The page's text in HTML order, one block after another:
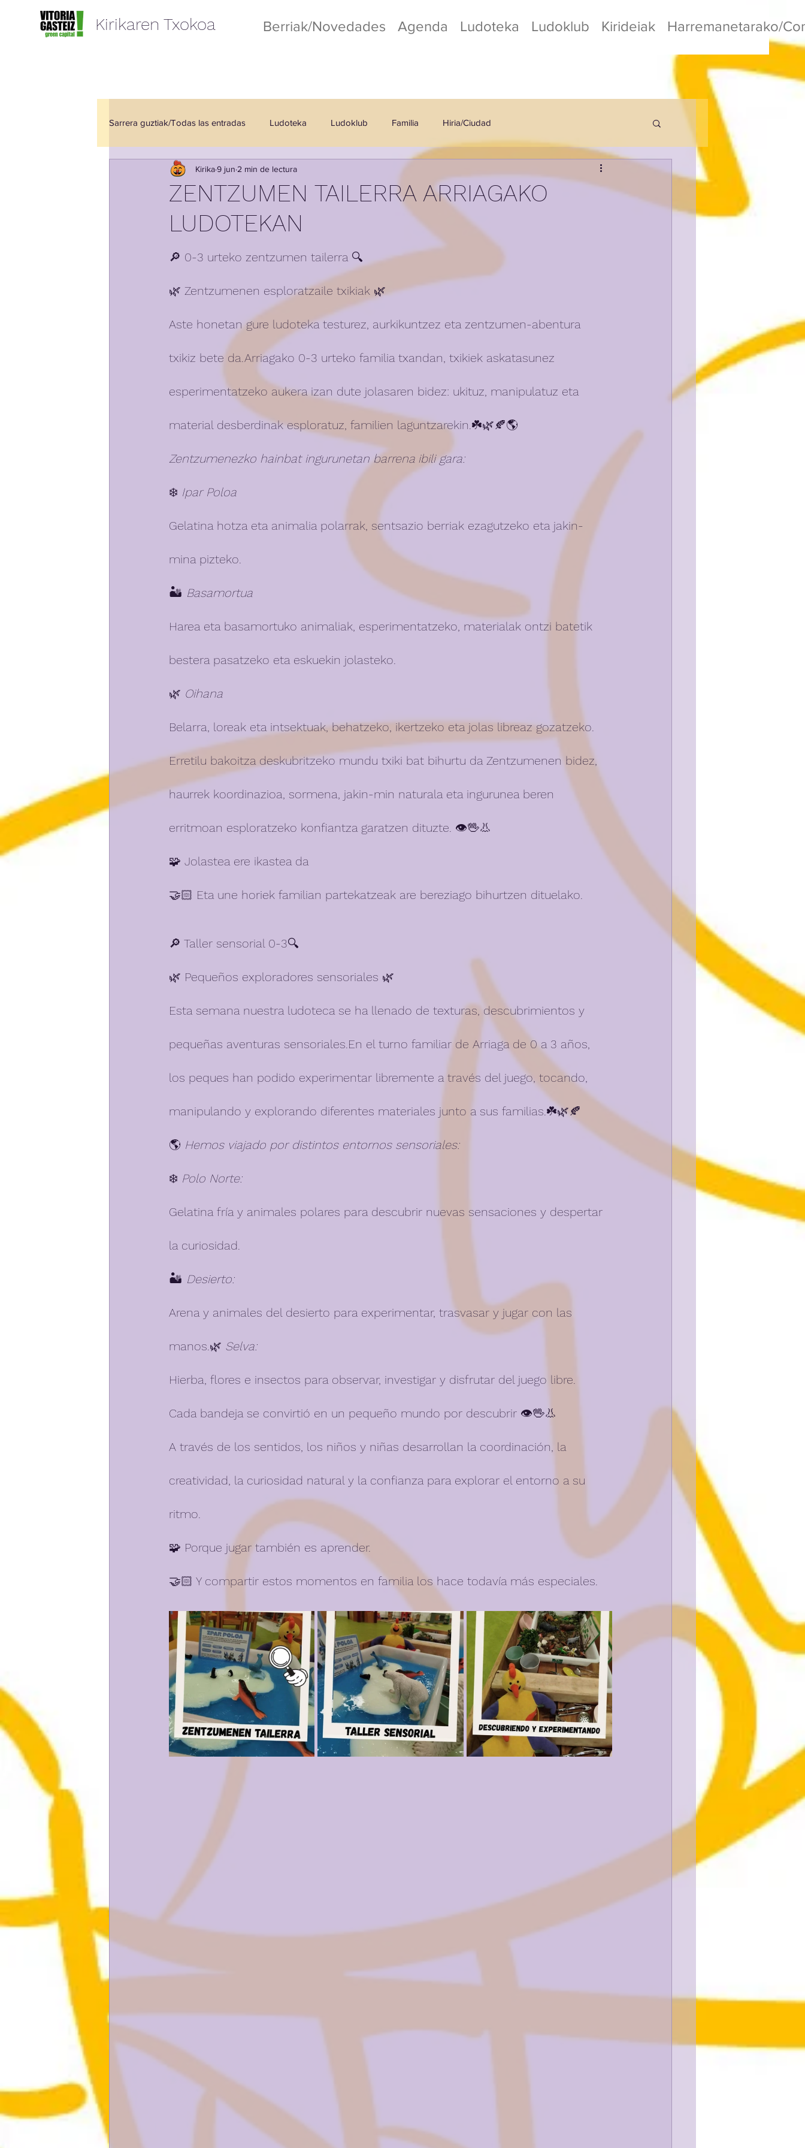
Kirikaren Txokoa Berriak/Novedades Agenda Ludoteka Ludoklub Kirideiak Harremanetarako/
Sarrera guztiak/Todas las entradas Ludoteka Ludoklub Familia Hiria/Ciudad
Elkartze Aretoa/ Sala de Encuentro Kafetegia/Cafetería
ZENTZUMEN TAILERRA ARRIAGAKO
LUDOTEKAN
Kirika9 jun 2 min de lectura
🔎 0-3 urteko zentzumen tailerra 🔍
🌿 Zentzumenen esploratzaile txikiak 🌿
Aste honetan gure ludoteka testurez, aurkikuntzez eta zentzumen-abentura
txikiz bete da.Arriagako 0-3 urteko familia txandan, txikiek askatasunez
esperimentatzeko aukera izan dute jolasaren bidez: ukituz, manipulatuz eta
material desberdinak esploratuz, familien laguntzarekin.☘️🌿🍂🌎
Zentzumenezko hainbat ingurunetan barrena ibili gara:
❄️ Ipar Poloa
Gelatina hotza eta animalia polarrak, sentsazio berriak ezagutzeko eta jakin-
mina pizteko.
🏜️ Basamortua
Harea eta basamortuko animaliak, esperimentatzeko, materialak ontzi batetik
bestera pasatzeko eta eskuekin jolasteko.
🌿 Oihana
Belarra, loreak eta intsektuak, behatzeko, ikertzeko eta jolas libreaz gozatzeko.
Erretilu bakoitza deskubritzeko mundu txiki bat bihurtu da Zentzumenen bidez,
haurrek koordinazioa, sormena, jakin-min naturala eta ingurunea beren
erritmoan esploratzeko konfiantza garatzen dituzte. 👁️🖖👃
🧩 Jolastea ere ikastea da
🤝🏻 Eta une horiek familian partekatzeak are bereziago bihurtzen dituelako.
🔎 Taller sensorial 0-3🔍
🌿 Pequeños exploradores sensoriales 🌿
Esta semana nuestra ludoteca se ha llenado de texturas, descubrimientos y
pequeñas aventuras sensoriales.En el turno familiar de Arriaga de 0 a 3 años,
los peques han podido experimentar libremente a través del juego, tocando,
manipulando y explorando diferentes materiales junto a sus familias.☘️🌿🍂
🌎 Hemos viajado por distintos entornos sensoriales:
❄️ Polo Norte:
Gelatina fría y animales polares para descubrir nuevas sensaciones y despertar
la curiosidad.
🏜️ Desierto:
Arena y animales del desierto para experimentar, trasvasar y jugar con las
manos.🌿 Selva:
Hierba, flores e insectos para observar, investigar y disfrutar del juego libre.
Cada bandeja se convirtió en un pequeño mundo por descubrir 👁️🖖👃
A través de los sentidos, los niños y niñas desarrollan la coordinación, la
creatividad, la curiosidad natural y la confianza para explorar el entorno a su
ritmo.
🧩 Porque jugar también es aprender.
🤝🏻 Y compartir estos momentos en familia los hace todavía más especiales.